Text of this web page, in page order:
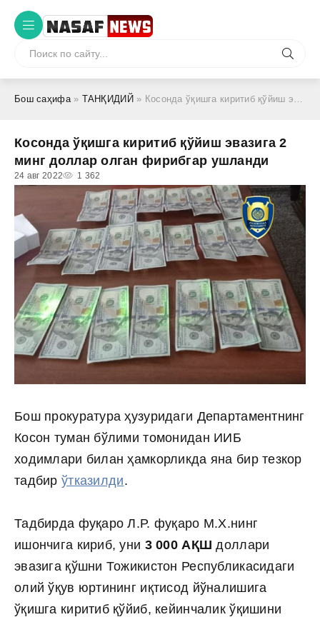
Бош саҳифа» ТАНҚИДИЙ » Косонда ўқишга киритиб қўйиш эвазига 2 минг доллар олган фирибгар ушланди
Косонда ўқишга киритиб қўйиш эвазига 2
минг доллар олган фирибгар ушланди
24 авг 2022 1 362
Бош прокуратура ҳузуридаги Департаментнинг
Косон туман бўлими томонидан ИИБ
ходимлари билан ҳамкорликда яна бир тезкор
тадбир ўтказилди.
Тадбирда фуқаро Л.Р. фуқаро М.Х.нинг
ишончига кириб, уни 3 000 АҚШ доллари
эвазига қўшни Тожикистон Республикасидаги
олий ўқув юртининг иқтисод йўналишига
ўқишга киритиб қўйиб, кейинчалик ўқишини